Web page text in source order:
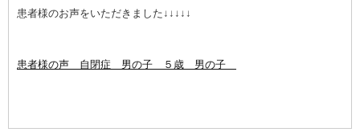
患者様のお声をいただきました↓↓↓↓↓
患者様の声 自閉症 男の子 ５歳 男の子